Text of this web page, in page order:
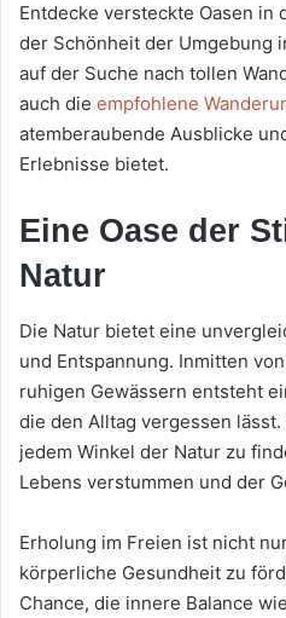
Entdecke versteckte Oasen in
der Schönheit der Umgebung
auf der Suche nach tollen
auch die empfohlene
atemberaubende Ausblicke
Erlebnisse bietet.
Eine Oase der
Natur
Die Natur bietet eine
und Entspannung. Inmitten
ruhigen Gewässern entsteht
die den Alltag vergessen
jedem Winkel der Natur zu
Lebens verstummen und der
Erholung im Freien ist nicht
körperliche Gesundheit zu
Chance, die innere Balance